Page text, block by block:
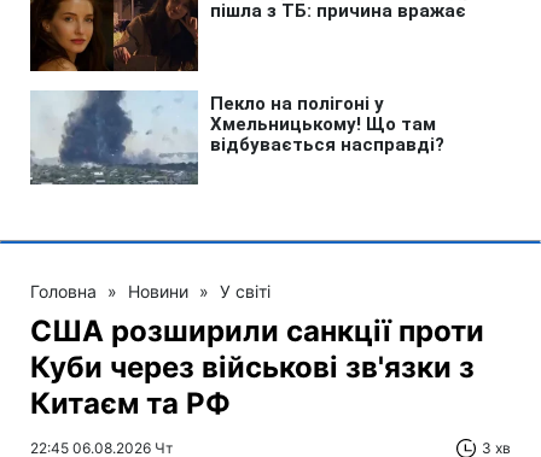
Головна » Новини » У світі
США розширили санкції проти
Куби через військові зв'язки з
Китаєм та РФ
22:45 06.08.2026 Чт 3 хв